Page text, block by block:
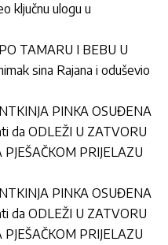
ključnu ulogu u
TAMARU I BEBU U
sina Rajana i oduševio
PINKA OSUĐENA
da ODLEŽI U ZATVORU
PJEŠAČKOM PRIJELAZU
PINKA OSUĐENA
da ODLEŽI U ZATVORU
PJEŠAČKOM PRIJELAZU